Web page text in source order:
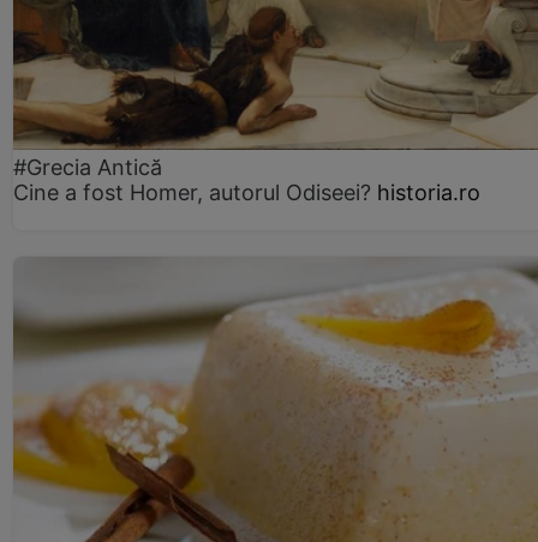
#Grecia Antică
Cine a fost Homer, autorul Odiseei? historia.ro